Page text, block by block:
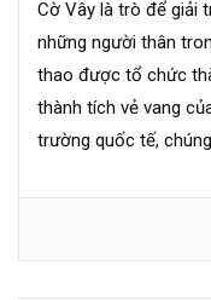
Cờ Vây là trò để giải
những người thân
thao được tổ chức
thành tích vẻ vang
trường quốc tế, chúng